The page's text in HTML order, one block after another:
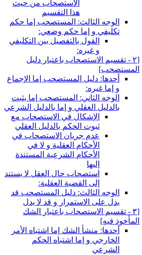
الاستصحاب من حيث
هذا التقسيم
الوجه الثالث: المستصحب إما حكم
تكليفي و إما حكم وضعي:
القول بالتفصيل بين التكليفي
و غيره:
[٢ - تقسيم الاستصحاب باعتبار دليل
المستصحب‏]
أحدها: دليل المستصحب إما الإجماع
و إما غيره:
الوجه الثاني: المستصحب إما يثبت
بالدليل العقلي و إما بالدليل الشرعي
الإشكال في الاستصحاب مع
ثبوت الحكم بالدليل العقلي
عدم جريان الاستصحاب في
الأحكام العقلية و لا في
الأحكام الشرعية المستندة
إليها
استصحاب حال العقل لا يستند
إلى القضية العقلية:
الوجه الثالث: دليل المستصحب قد
يدل على الاستمرار و قد لا يدل
[٣ - تقسيم الاستصحاب باعتبار الشك
المأخوذ فيه‏]
أحدها: منشأ الشك إما اشتباه الأمر
الخارجي و إما اشتباه الحكم
الشرعي